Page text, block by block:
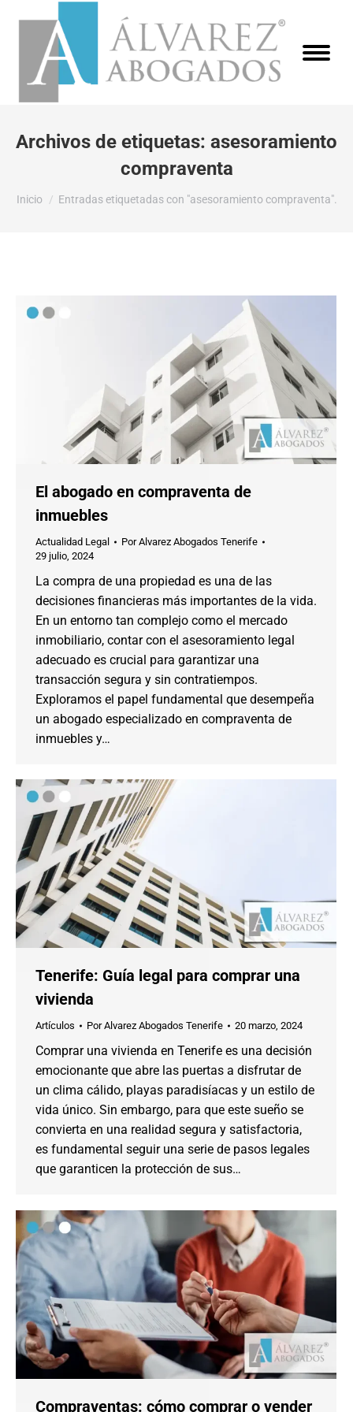
Archivos de etiquetas: asesoramiento
compraventa
Estás aquí:
Inicio Entradas etiquetadas con "asesoramiento compraventa".
El abogado en compraventa de
inmuebles
Actualidad Legal PorAlvarez Abogados Tenerife
29 julio, 2024
La compra de una propiedad es una de las
decisiones financieras más importantes de la vida.
En un entorno tan complejo como el mercado
inmobiliario, contar con el asesoramiento legal
adecuado es crucial para garantizar una
transacción segura y sin contratiempos.
Exploramos el papel fundamental que desempeña
un abogado especializado en compraventa de
inmuebles y…
Tenerife: Guía legal para comprar una
vivienda
Artículos PorAlvarez Abogados Tenerife 20 marzo, 2024
Comprar una vivienda en Tenerife es una decisión
emocionante que abre las puertas a disfrutar de
un clima cálido, playas paradisíacas y un estilo de
vida único. Sin embargo, para que este sueño se
convierta en una realidad segura y satisfactoria,
es fundamental seguir una serie de pasos legales
que garanticen la protección de sus…
Compraventas: cómo comprar o vender